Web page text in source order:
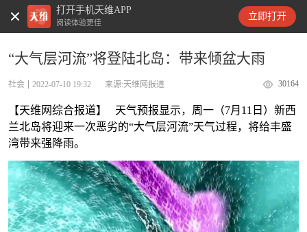
打开手机天维APP
阅读体验更佳
立即打开
天维新闻
“大气层河流”将登陆北岛：带来倾盆大雨
社会 2022-07-10 19:32 来源:天维网报道 30164
【天维网综合报道】 天气预报显示，周一（7月11日）新西
兰北岛将迎来一次恶劣的“大气层河流”天气过程，将给丰盛
湾带来强降雨。